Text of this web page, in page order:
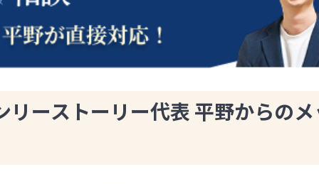
リーストーリー代表 平野からの